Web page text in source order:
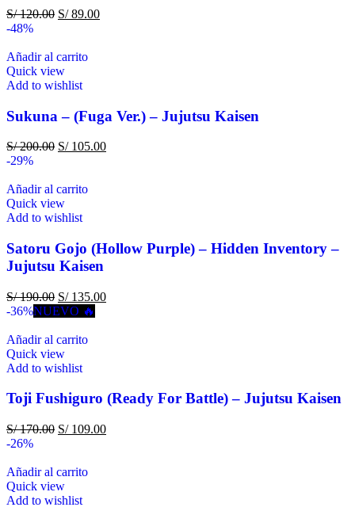
S/120.00 S/89.00
-48%
Añadir al carrito
Quick view
Add to wishlist
Sukuna – (Fuga Ver.) – Jujutsu Kaisen
S/200.00 S/105.00
-29%
Añadir al carrito
Quick view
Add to wishlist
Satoru Gojo (Hollow Purple) – Hidden Inventory –
Jujutsu Kaisen
S/190.00 S/135.00
-36%NUEVO 🔥
Añadir al carrito
Quick view
Add to wishlist
Toji Fushiguro (Ready For Battle) – Jujutsu Kaisen
S/170.00 S/109.00
-26%
Añadir al carrito
Quick view
Add to wishlist